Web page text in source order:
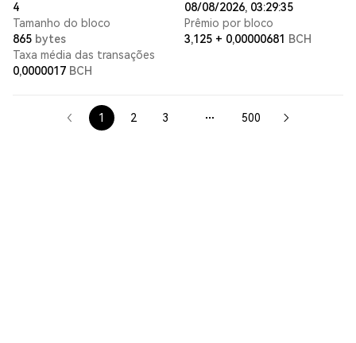
4
08/08/2026, 03:29:35
Tamanho do bloco
865 bytes
Prêmio por bloco
3,125 + 0,00000681
BCH
Taxa média das transações
0,0000017 BCH
1 2 3 500